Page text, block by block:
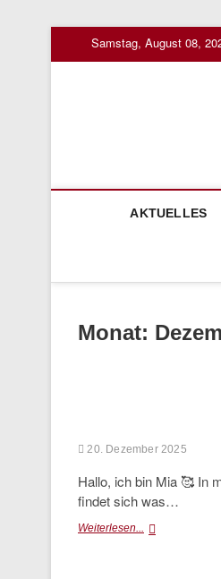
Samstag, August 08,
AKTUELLES
Monat:
20. Dezember 2025
Hallo, ich bin Mia 🥰 In
findet sich was…
Weiterlesen... Mia